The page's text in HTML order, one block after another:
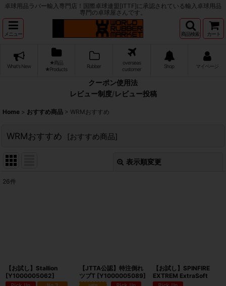
卓球用品ラバー輸入専門店！国際卓球連盟[ITTF]に承認されている輸入卓球用品
専門の卓球屋さんです。
メニュー 商品検索 カート
What's New
★商品
★Products
Rubber
overseas
customer
Shop マイページ
クーポン使用法
レビュー制度/レビュー投稿
Home > おすすめ商品 > WRMおすすめ
WRMおすすめ [おすすめ商品]
表示順変更
26件
【お試し】Stallion
[Y1000005062]
【JTTA公認】特注倒れ
ツブT [Y1000005089]
【お試し】SPINFIRE
EXTREM ExtraSoft